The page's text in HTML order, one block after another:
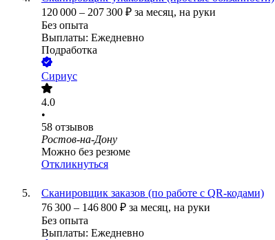
120 000 – 207 300 ₽ за месяц, на руки
Без опыта
Выплаты: Ежедневно
Подработка
Сириус
4.0
•
58 отзывов
Ростов-на-Дону
Можно без резюме
Откликнуться
Сканировщик заказов (по работе с QR-кодами)
76 300 – 146 800 ₽ за месяц, на руки
Без опыта
Выплаты: Ежедневно